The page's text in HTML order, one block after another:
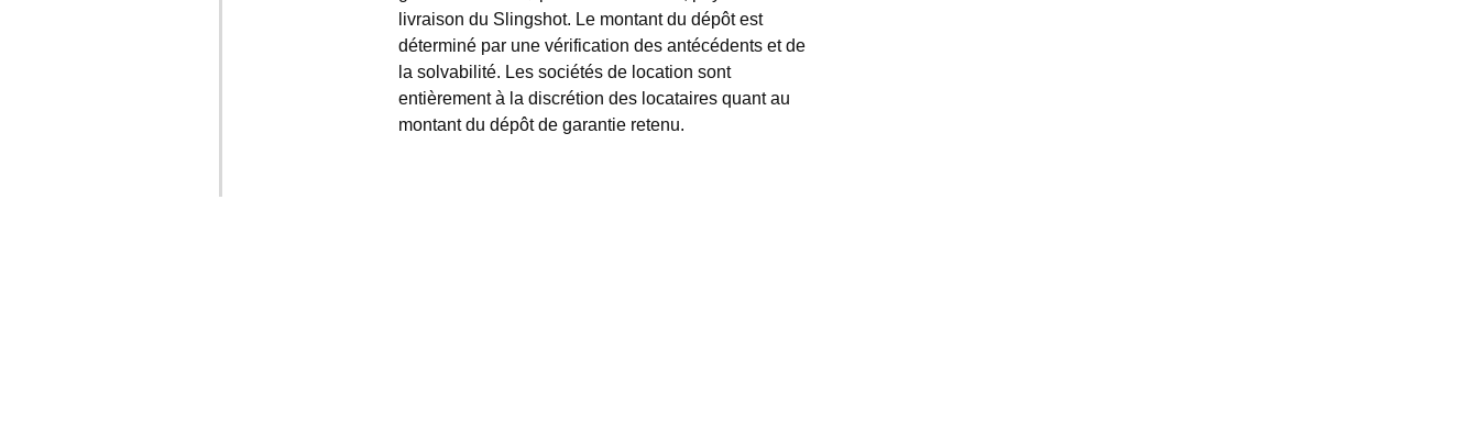
livraison du Slingshot. Le montant du dépôt est
déterminé par une vérification des antécédents et de
la solvabilité. Les sociétés de location sont
entièrement à la discrétion des locataires quant au
montant du dépôt de garantie retenu.